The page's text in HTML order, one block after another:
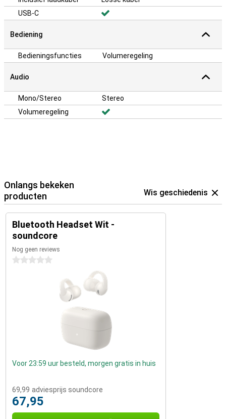
USB-C
Bediening
Bedieningsfuncties Volumeregeling
Audio
Mono/Stereo
Stereo
Volumeregeling
Onlangs bekeken
producten
Wis geschiedenis
Bluetooth Headset Wit -
soundcore
Nog geen reviews
0 sterren
Voor 23:59 uur besteld, morgen gratis in huis
69,99 adviesprijs soundcore
67,95